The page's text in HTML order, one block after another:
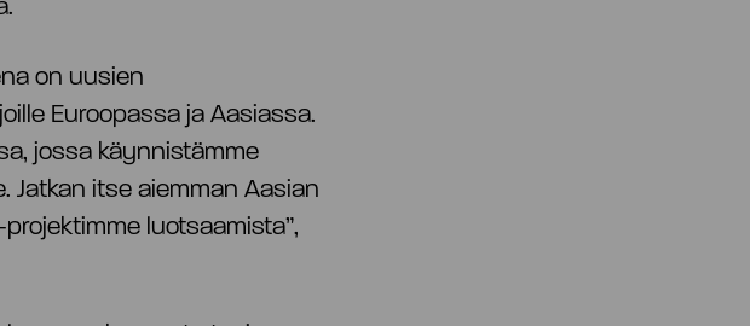
on uusien
Euroopassa ja Aasiassa.
jossa käynnistämme
Jatkan itse aiemman Aasian
luotsaamista”,